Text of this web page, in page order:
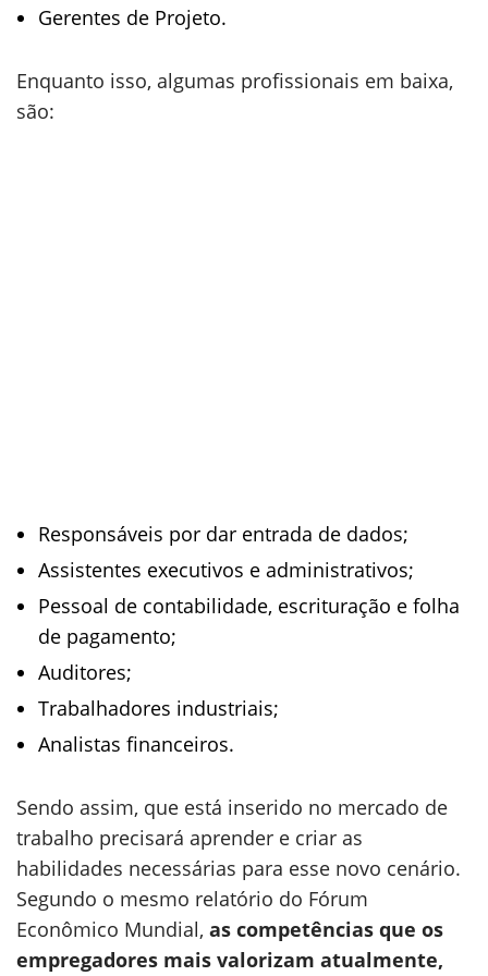
Gerentes de Projeto.
Enquanto isso, algumas profissionais em baixa,
são:
Responsáveis por dar entrada de dados;
Assistentes executivos e administrativos;
Pessoal de contabilidade, escrituração e folha
de pagamento;
Auditores;
Trabalhadores industriais;
Analistas financeiros.
Sendo assim, que está inserido no mercado de
trabalho precisará aprender e criar as
habilidades necessárias para esse novo cenário.
Segundo o mesmo relatório do Fórum
Econômico Mundial, as competências que os
empregadores mais valorizam atualmente,